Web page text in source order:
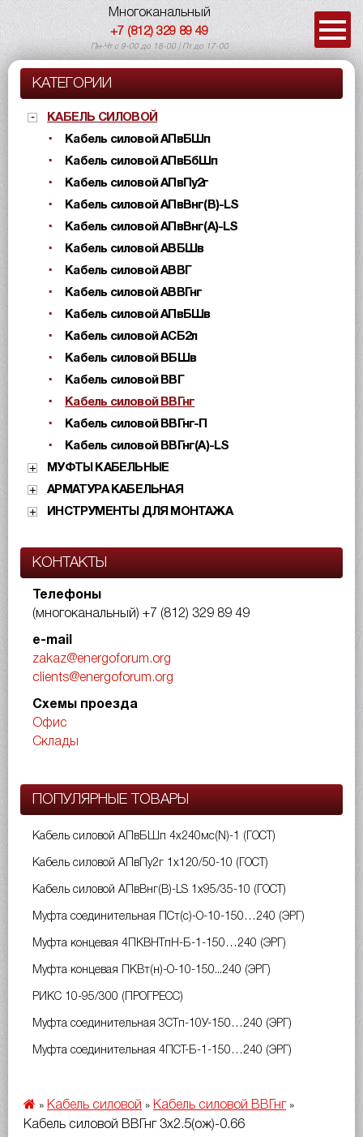
Многоканальный
+7 (812) 329 89 49
Пн-Чт с 9-00 до 18-00 | Пт до 17-00
КАТЕГОРИИ
КАБЕЛЬ СИЛОВОЙ
Кабель силовой АПвБШп
Кабель силовой АПвБбШп
Кабель силовой АПвПу2г
Кабель силовой АПвВнг(B)-LS
Кабель силовой АПвВнг(A)-LS
Кабель силовой АВБШв
Кабель силовой АВВГ
Кабель силовой АВВГнг
Кабель силовой АПвБШв
Кабель силовой АСБ2л
Кабель силовой ВБШв
Кабель силовой ВВГ
Кабель силовой ВВГнг
Кабель силовой ВВГнг-П
Кабель силовой ВВГнг(А)-LS
МУФТЫ КАБЕЛЬНЫЕ
АРМАТУРА КАБЕЛЬНАЯ
ИНСТРУМЕНТЫ ДЛЯ МОНТАЖА
КОНТАКТЫ
Телефоны
(многоканальный) +7 (812) 329 89 49
e-mail
zakaz@energoforum.org
clients@energoforum.org
Схемы проезда
Офис
Склады
ПОПУЛЯРНЫЕ ТОВАРЫ
Кабель силовой АПвБШп 4х240мс(N)-1 (ГОСТ)
Кабель силовой АПвПу2г 1х120/50-10 (ГОСТ)
Кабель силовой АПвВнг(B)-LS 1х95/35-10 (ГОСТ)
Муфта соединительная ПСт(с)-О-10-150…240 (ЭРГ)
Муфта концевая 4ПКВНТпН-Б-1-150…240 (ЭРГ)
Муфта концевая ПКВт(н)-О-10-150...240 (ЭРГ)
РИКС 10-95/300 (ПРОГРЕСС)
Муфта соединительная 3СТп-10У-150…240 (ЭРГ)
Муфта соединительная 4ПСТ-Б-1-150…240 (ЭРГ)
» Кабель силовой » Кабель силовой ВВГнг»
Кабель силовой ВВГнг 3х2.5(ож)-0.66